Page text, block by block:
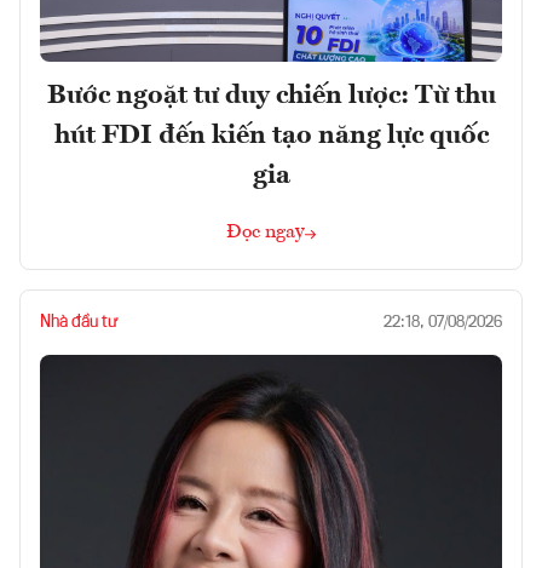
Bước ngoặt tư duy chiến lược: Từ thu
hút FDI đến kiến tạo năng lực quốc
gia
Đọc ngay
Nhà đầu tư 22:18, 07/08/2026